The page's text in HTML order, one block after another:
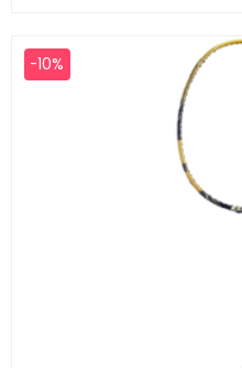
-10%